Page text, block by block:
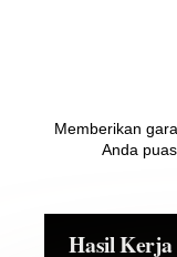
Memberikan
Anda
Hasil Kerja